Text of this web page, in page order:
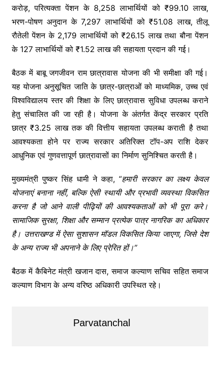
करोड़, परित्यक्ता पेंशन के 8,258 लाभार्थियों को ₹99.10 लाख,
भरण-पोषण अनुदान के 7,297 लाभार्थियों को ₹51.08 लाख, तीलू
रौतेली पेंशन के 2,179 लाभार्थियों को ₹26.15 लाख तथा बौना पेंशन
के 127 लाभार्थियों को ₹1.52 लाख की सहायता प्रदान की गई।
बैठक में बाबू जगजीवन राम छात्रावास योजना की भी समीक्षा की गई।
यह योजना अनुसूचित जाति के छात्र-छात्राओं को माध्यमिक, उच्च एवं
विश्वविद्यालय स्तर की शिक्षा के लिए छात्रावास सुविधा उपलब्ध कराने
हेतु संचालित की जा रही है। योजना के अंतर्गत केंद्र सरकार प्रति
छात्र ₹3.25 लाख तक की वित्तीय सहायता उपलब्ध कराती है तथा
आवश्यकता होने पर राज्य सरकार अतिरिक्त टॉप-अप राशि देकर
आधुनिक एवं गुणवत्तापूर्ण छात्रावासों का निर्माण सुनिश्चित करती है।
मुख्यमंत्री पुष्कर सिंह धामी ने कहा, “हमारी सरकार का लक्ष्य केवल
योजनाएं बनाना नहीं, बल्कि ऐसी स्थायी और प्रभावी व्यवस्था विकसित
करना है जो आने वाली पीढ़ियों की आवश्यकताओं को भी पूरा करे।
सामाजिक सुरक्षा, शिक्षा और सम्मान प्रत्येक पात्र नागरिक का अधिकार
है। उत्तराखण्ड में ऐसा सुशासन मॉडल विकसित किया जाएगा, जिसे देश
के अन्य राज्य भी अपनाने के लिए प्रेरित हों।”
बैठक में कैबिनेट मंत्री खजान दास, समाज कल्याण सचिव सहित समाज
कल्याण विभाग के अन्य वरिष्ठ अधिकारी उपस्थित रहे।
Parvatanchal